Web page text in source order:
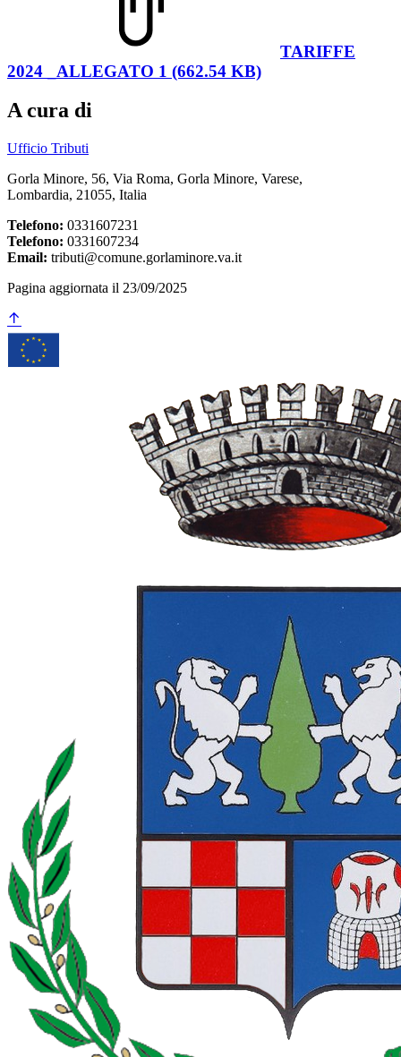
TARIFFE
2024 _ALLEGATO 1 (662.54 KB)
A cura di
Ufficio Tributi
Gorla Minore, 56, Via Roma, Gorla Minore, Varese,
Lombardia, 21055, Italia
Telefono: 0331607231
Telefono: 0331607234
Email: tributi@comune.gorlaminore.va.it
Pagina aggiornata il 23/09/2025